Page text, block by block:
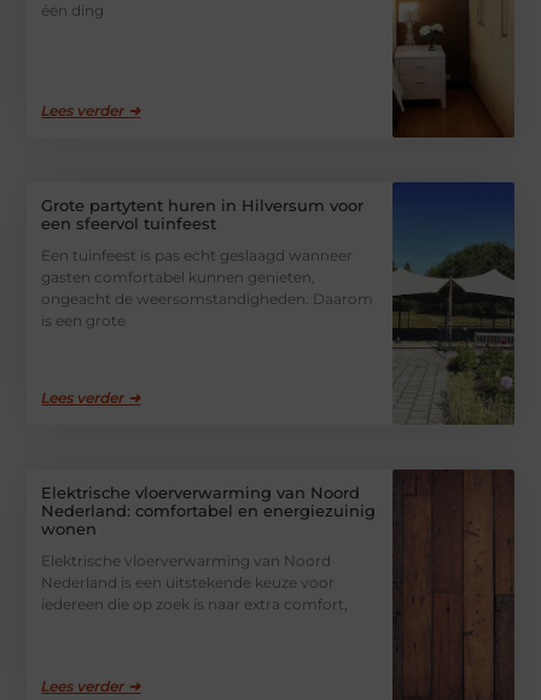
één ding
Lees verder ➜
Grote partytent huren in Hilversum voor
een sfeervol tuinfeest
Een tuinfeest is pas echt geslaagd wanneer
gasten comfortabel kunnen genieten,
ongeacht de weersomstandigheden. Daarom
is een grote
Lees verder ➜
Elektrische vloerverwarming van Noord
Nederland: comfortabel en energiezuinig
wonen
Elektrische vloerverwarming van Noord
Nederland is een uitstekende keuze voor
iedereen die op zoek is naar extra comfort,
Lees verder ➜